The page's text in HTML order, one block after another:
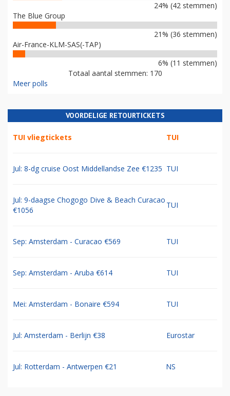
24% (42 stemmen)
The Blue Group
21% (36 stemmen)
Air-France-KLM-SAS(-TAP)
6% (11 stemmen)
Totaal aantal stemmen: 170
Meer polls
VOORDELIGE RETOURTICKETS
TUI vliegtickets TUI
Jul: 8-dg cruise Oost Middellandse Zee €1235 TUI
Jul: 9-daagse Chogogo Dive & Beach Curacao
€1056
TUI
Sep: Amsterdam - Curacao €569 TUI
Sep: Amsterdam - Aruba €614 TUI
Mei: Amsterdam - Bonaire €594 TUI
Jul: Amsterdam - Berlijn €38 Eurostar
Jul: Rotterdam - Antwerpen €21 NS